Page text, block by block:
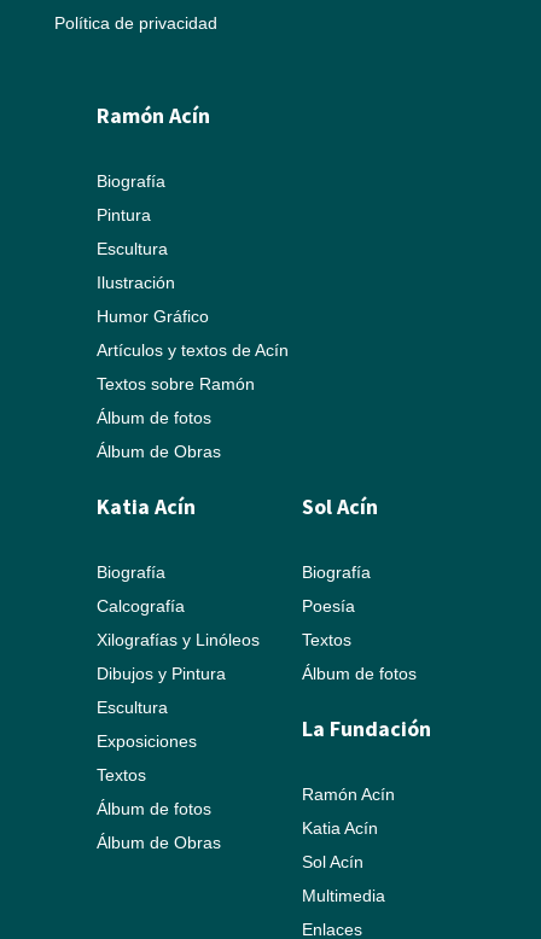
Política de privacidad
Ramón Acín
Biografía
Pintura
Escultura
Ilustración
Humor Gráfico
Artículos y textos de Acín
Textos sobre Ramón
Álbum de fotos
Álbum de Obras
Katia Acín
Biografía
Calcografía
Xilografías y Linóleos
Dibujos y Pintura
Escultura
Exposiciones
Textos
Álbum de fotos
Álbum de Obras
Sol Acín
Biografía
Poesía
Textos
Álbum de fotos
La Fundación
Ramón Acín
Katia Acín
Sol Acín
Multimedia
Enlaces